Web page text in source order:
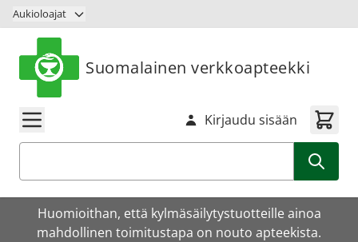
Siirry sisältöön
Aukioloajat
Suomalainen verkkoapteekki
Kirjaudu sisään
Huomioithan, että kylmäsäilytystuotteille ainoa
mahdollinen toimitustapa on nouto apteekista.